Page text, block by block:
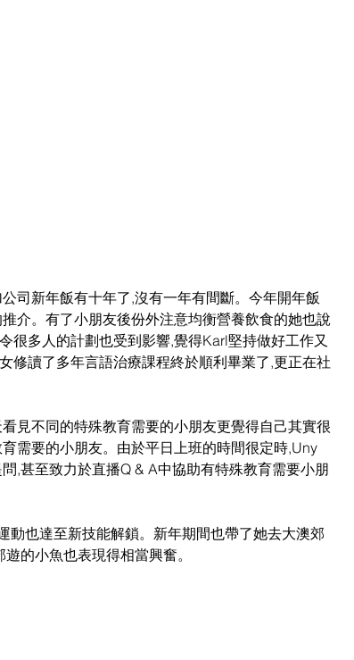
司新年飯有十年了,沒有一年有間斷。今年開年飯
介。有了小朋友後份外注意均衡營養飲食的她也說
很多人的計劃也受到影響,覺得Karl堅持做好工作又
修讀了多年言語治療課程終於順利畢業了,更正在社
見不同的特殊教育需要的小朋友更覺得自己其實很
需要的小朋友。由於平日上班的時間很定時,Uny
,甚至致力於直播Q & A中協助有特殊教育需要小朋
也達至新技能解鎖。新年期間也帶了她去大澳郊
的小魚也表現得相當興奮。